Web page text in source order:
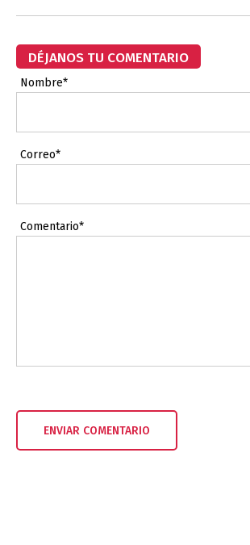
DÉJANOS TU COMENTARIO
Nombre*
Correo*
Comentario*